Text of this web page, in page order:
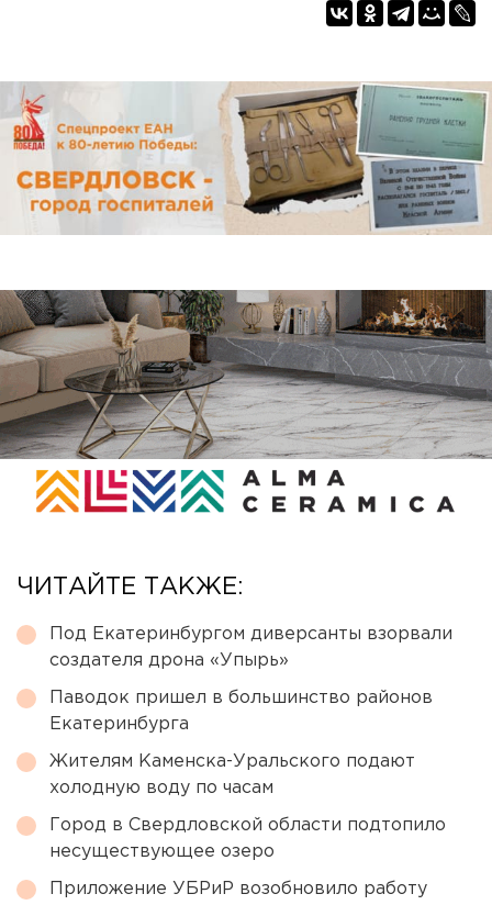
ЧИТАЙТЕ ТАКЖЕ:
Под Екатеринбургом диверсанты взорвали
создателя дрона «Упырь»
Паводок пришел в большинство районов
Екатеринбурга
Жителям Каменска-Уральского подают
холодную воду по часам
Город в Свердловской области подтопило
несуществующее озеро
Приложение УБРиР возобновило работу